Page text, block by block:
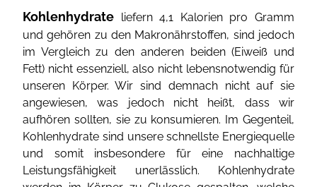
Kohlenhydrate liefern 4,1 Kalorien pro Gramm
und gehören zu den Makronährstoffen, sind jedoch
im Vergleich zu den anderen beiden (Eiweiß und
Fett) nicht essenziell, also nicht lebensnotwendig für
unseren Körper. Wir sind demnach nicht auf sie
angewiesen, was jedoch nicht heißt, dass wir
aufhören sollten, sie zu konsumieren. Im Gegenteil,
Kohlenhydrate sind unsere schnellste Energiequelle
und somit insbesondere für eine nachhaltige
Leistungsfähigkeit unerlässlich. Kohlenhydrate